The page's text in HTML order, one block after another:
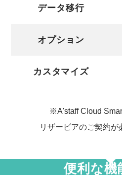
データ移行
オプション
カスタマイズ
※A'staff Cloud
リザービアのご契約が
便利な機